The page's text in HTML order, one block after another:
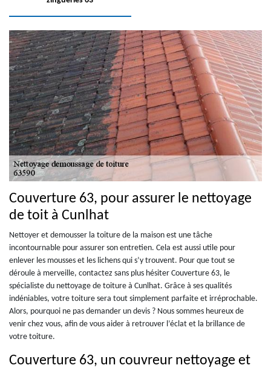
Couverture 63, pour assurer le nettoyage
de toit à Cunlhat
Nettoyer et demousser la toiture de la maison est une tâche
incontournable pour assurer son entretien. Cela est aussi utile pour
enlever les mousses et les lichens qui s’y trouvent. Pour que tout se
déroule à merveille, contactez sans plus hésiter Couverture 63, le
spécialiste du nettoyage de toiture à Cunlhat. Grâce à ses qualités
indéniables, votre toiture sera tout simplement parfaite et irréprochable.
Alors, pourquoi ne pas demander un devis ? Nous sommes heureux de
venir chez vous, afin de vous aider à retrouver l’éclat et la brillance de
votre toiture.
Couverture 63, un couvreur nettoyage et